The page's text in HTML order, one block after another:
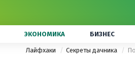
ЭКОНОМИКА БИЗНЕС
Лайфхаки Секреты дачника